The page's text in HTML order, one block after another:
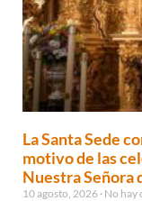
La Santa Sede
motivo de las
Nuestra Señora
10 agosto, 2026 No hay